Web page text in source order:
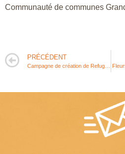
Communauté de communes
PRÉCÉDENT